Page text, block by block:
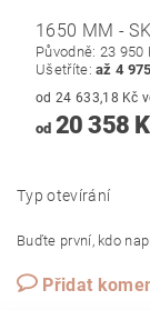
1650 MM -
Původně: 23 950
Ušetříte:až 4
od20 358
Typ otevírání
Buďte první, kdo
Přidat